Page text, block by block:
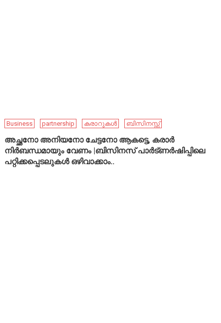
Business partnership കരാറുകൾ ബിസിനസ്സ്
അച്ഛനോ അനിയനോ ചേട്ടനോ ആകട്ടെ, കരാർ
നിർബന്ധമായും വേണം |ബിസിനസ് പാർട്ണർഷിപ്പിലെ
പറ്റിക്കപ്പെടലുകൾ ഒഴിവാക്കാം..